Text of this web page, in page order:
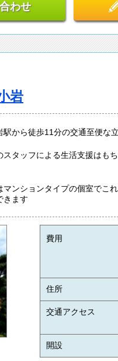
わせ
岩
駅から徒歩11分の交通至便な
スタッフによる生活支援はも
マンションタイプの個室でこ
きます
費用
住所
交通アクセス
開設